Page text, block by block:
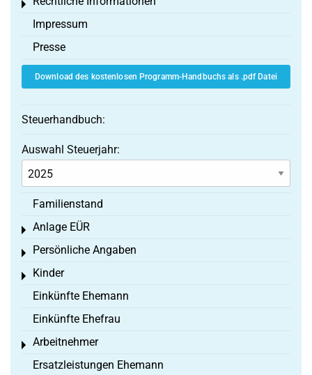
Toggle menu
Impressum
Presse
Download des kostenlosen Programm-Handbuchs als .pdf Datei
Steuerhandbuch:
Auswahl Steuerjahr:
Familienstand
Anlage EÜR
Toggle menu
Persönliche Angaben
Toggle menu
Kinder
Toggle menu
Einkünfte Ehemann
Einkünfte Ehefrau
Arbeitnehmer
Toggle menu
Ersatzleistungen Ehemann